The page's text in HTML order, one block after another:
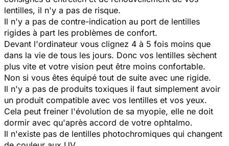
lentilles, il n'y a pas de risque.
Il n'y a pas de contre-indication au port de lentilles
rigides à part les problèmes de confort.
Devant l'ordinateur vous clignez 4 à 5 fois moins que
dans la vie de tous les jours. Donc vos lentilles sèchent
plus vite et votre vision peut être moins confortable.
Non si vous êtes équipé tout de suite avec une rigide.
Il n'y a pas de produits toxiques il faut simplement avoir
un produit compatible avec vos lentilles et vos yeux.
Cela peut freiner l'évolution de sa myopie, elle ne doit
dormir avec qu'après accord de votre ophtalmo.
Il n'existe pas de lentilles photochromiques qui changent